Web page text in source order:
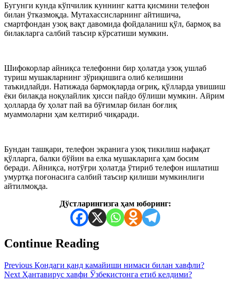
Бугунги кунда кўпчилик куннинг катта қисмини телефон
билан ўтказмоқда. Мутахассисларнинг айтишича,
смартфондан узоқ вақт давомида фойдаланиш қўл, бармоқ ва
билакларга салбий таъсир кўрсатиши мумкин.
Шифокорлар айниқса телефонни бир ҳолатда узоқ ушлаб
туриш мушакларнинг зўриқишига олиб келишини
таъкидлайди. Натижада бармоқларда оғриқ, қўлларда увишиш
ёки билакда ноқулайлик ҳисси пайдо бўлиши мумкин. Айрим
ҳолларда бу ҳолат пай ва бўғимлар билан боғлиқ
муаммоларни ҳам келтириб чиқаради.
Бундан ташқари, телефон экранига узоқ тикилиш нафақат
қўлларга, балки бўйин ва елка мушакларига ҳам босим
беради. Айниқса, нотўғри ҳолатда ўтириб телефон ишлатиш
умуртқа поғонасига салбий таъсир қилиши мумкинлиги
айтилмоқда.
Дўстларингизга ҳам юборинг:
Continue Reading
Previous Қондаги қанд камайиши нимаси билан хавфли?
Next Ҳантавирус хавфи Ўзбекистонга етиб келдими?